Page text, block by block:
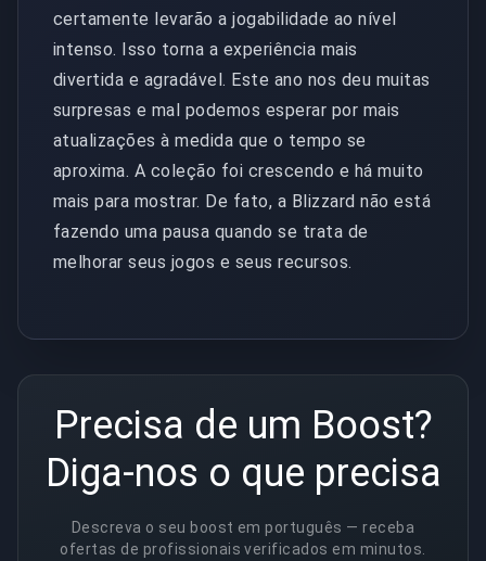
certamente levarão a jogabilidade ao nível
intenso. Isso torna a experiência mais
divertida e agradável. Este ano nos deu muitas
surpresas e mal podemos esperar por mais
atualizações à medida que o tempo se
aproxima. A coleção foi crescendo e há muito
mais para mostrar. De fato, a Blizzard não está
fazendo uma pausa quando se trata de
melhorar seus jogos e seus recursos.
Precisa de um Boost?
Diga-nos o que precisa
Descreva o seu boost em português — receba
ofertas de profissionais verificados em minutos.